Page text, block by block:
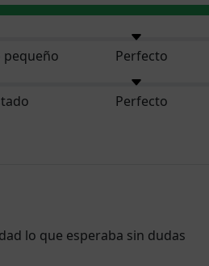
pequeño
Perfecto
Perfecto
lo que esperaba sin dudas